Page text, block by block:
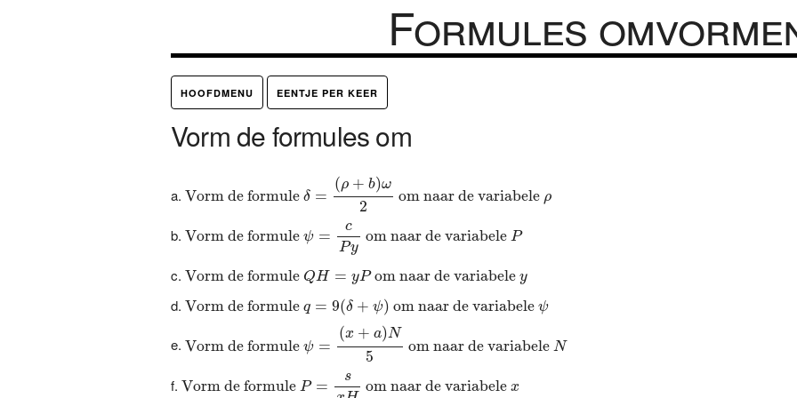
Formules
HOOFDMENU EENTJE PER KEER
Vorm de formules om
Vorm de formule δ =
(ρ + b)ω
2
om naar de variabele ρ
ρ+ ) ω2om naar de variabele
Vorm de formule ψ =
c
Py
om naar de variabele P
Py
Vorm de formule QH = yP om naar de variabele y
Vorm de formuleQH =y Pom naar de variabeley
Vorm de formule q = 9(δ + ψ) om naar de variabele ψ
Vorm de formuleq =9(δ+ ψ )om naar de variabeleψ
Vorm de formule ψ =
(x + a)N
5
om naar de variabele N
x+a )N 5om naar de variabele
Vorm de formule P =
s
om naar de variabele x
Hom naar de variabele